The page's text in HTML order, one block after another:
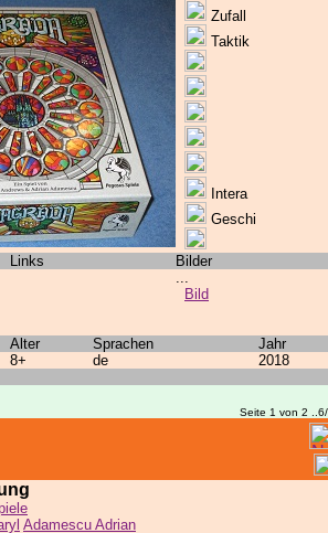
Zufall
Taktik
Intera
Geschi
Links
Bilder
...
Bild
Alter Sprachen
Jahr
8+ de
2018
Seite 1 von 2
Adamescu Adrian